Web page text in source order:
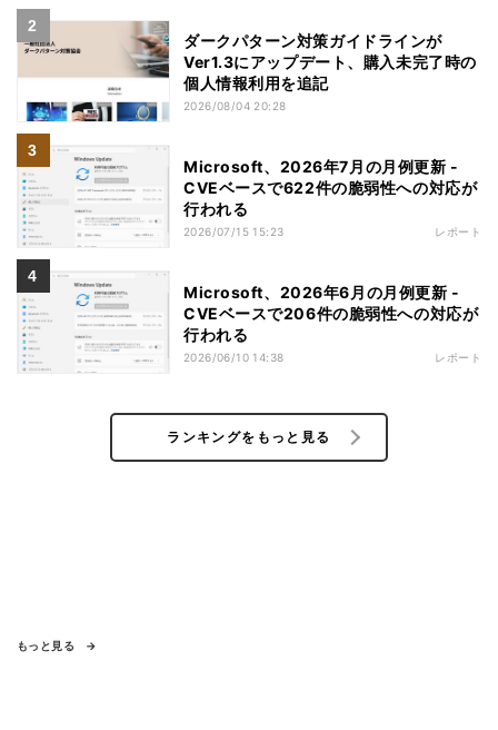
ダークパターン対策ガイドラインが
Ver1.3にアップデート、購入未完了時の
個人情報利用を追記
2026/08/04 20:28
Microsoft、2026年7月の月例更新 -
CVEベースで622件の脆弱性への対応が
行われる
2026/07/15 15:23 レポート
Microsoft、2026年6月の月例更新 -
CVEベースで206件の脆弱性への対応が
行われる
2026/06/10 14:38 レポート
ランキングをもっと見る
もっと見る